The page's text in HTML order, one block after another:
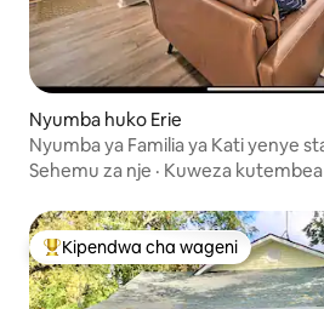
Nyumba huko Erie
Nyumba ya Familia ya Kati yenye
Fukwe, Bustani
Sehemu za nje · Kuweza kutembea
Kipendwa maarufu cha wageni
Kipendwa cha wageni